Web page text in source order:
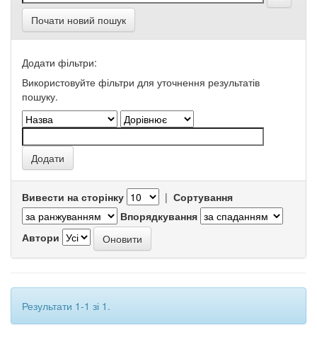
Почати новий пошук
Додати фільтри:
Використовуйте фільтри для уточнення результатів
пошуку.
Вивести на сторінку | Сортування
Впорядкування
Автори
Результати 1-1 зі 1.